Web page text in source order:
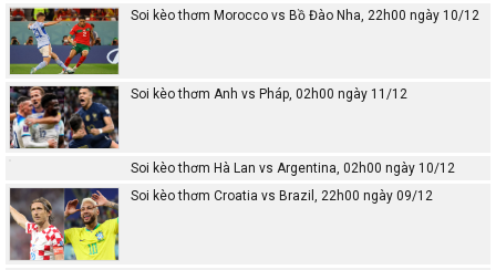
Soi kèo thơm Morocco vs Bồ Đào Nha, 22h00 ngày 10/12
Soi kèo thơm Anh vs Pháp, 02h00 ngày 11/12
Soi kèo thơm Hà Lan vs Argentina, 02h00 ngày 10/12
Soi kèo thơm Croatia vs Brazil, 22h00 ngày 09/12